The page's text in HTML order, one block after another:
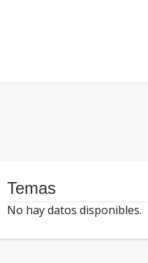
Temas
No hay datos disponibles.